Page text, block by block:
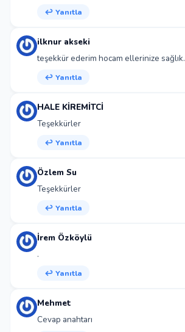
↩ Yanıtla
ilknur akseki
teşekkür ederim hocam ellerinize sağlık.
↩ Yanıtla
HALE KİREMİTCİ
Teşekkürler
↩ Yanıtla
Özlem Su
Teşekkürler
↩ Yanıtla
İrem Özköylü
.
↩ Yanıtla
Mehmet
Cevap anahtarı